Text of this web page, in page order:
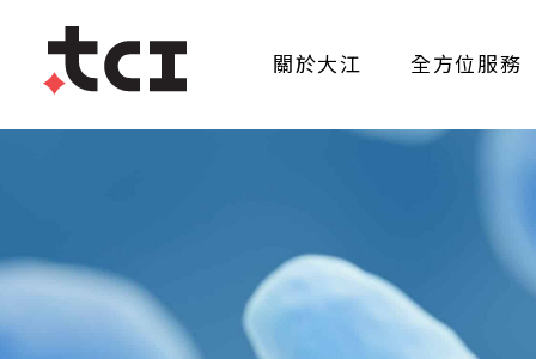
關於大江 全方位服務